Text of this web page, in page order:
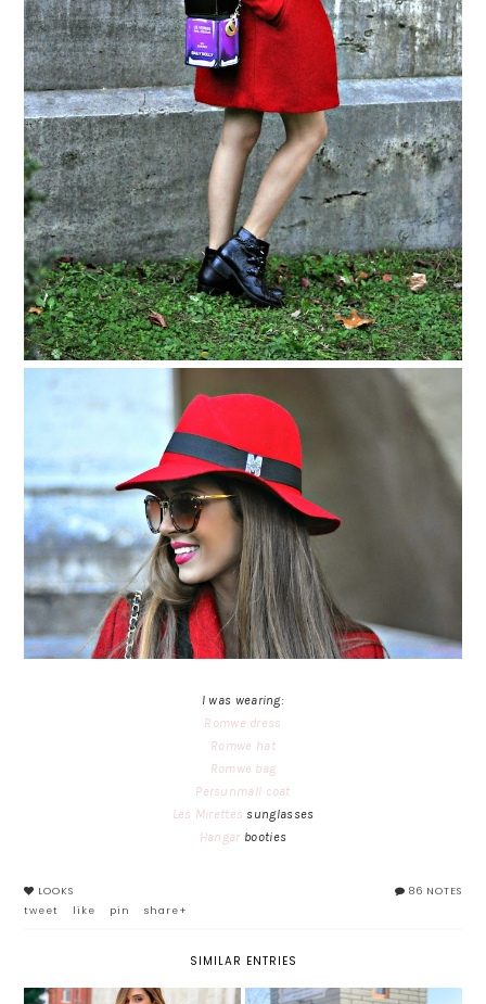
I was wearing:
Romwe dress
Romwe hat
Romwe bag
Persunmall coat
Les Mirettes sunglasses
Hangar booties
86 NOTES
LOOKS
tweet
like pin share+
SIMILAR ENTRIES